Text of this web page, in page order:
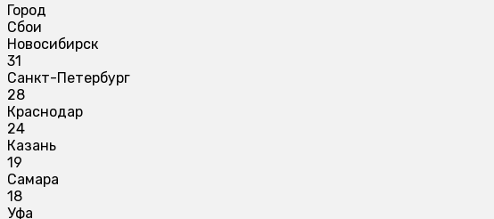
Город
Сбои
Новосибирск
31
Санкт-Петербург
28
Краснодар
24
Казань
19
Самара
18
Уфа